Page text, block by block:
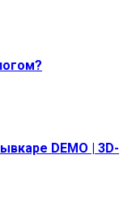
DEMO | 3D-